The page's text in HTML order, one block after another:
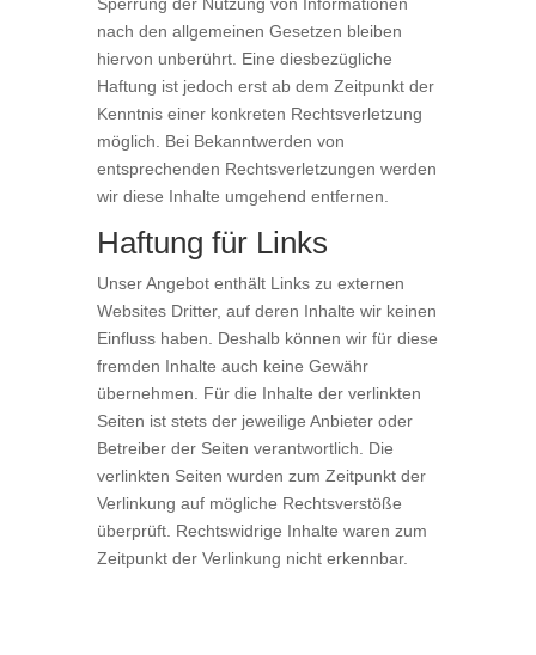
nach den allgemeinen Gesetzen bleiben
hiervon unberührt. Eine diesbezügliche
Haftung ist jedoch erst ab dem Zeitpunkt der
Kenntnis einer konkreten Rechtsverletzung
möglich. Bei Bekanntwerden von
entsprechenden Rechtsverletzungen werden
wir diese Inhalte umgehend entfernen.
Haftung für Links
Unser Angebot enthält Links zu externen
Websites Dritter, auf deren Inhalte wir keinen
Einfluss haben. Deshalb können wir für diese
fremden Inhalte auch keine Gewähr
übernehmen. Für die Inhalte der verlinkten
Seiten ist stets der jeweilige Anbieter oder
Betreiber der Seiten verantwortlich. Die
verlinkten Seiten wurden zum Zeitpunkt der
Verlinkung auf mögliche Rechtsverstöße
überprüft. Rechtswidrige Inhalte waren zum
Zeitpunkt der Verlinkung nicht erkennbar.